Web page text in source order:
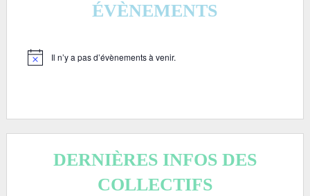
ÉVÈNEMENTS
Notice Il n’y a pas d’évènements à venir.
DERNIÈRES INFOS DES
COLLECTIFS